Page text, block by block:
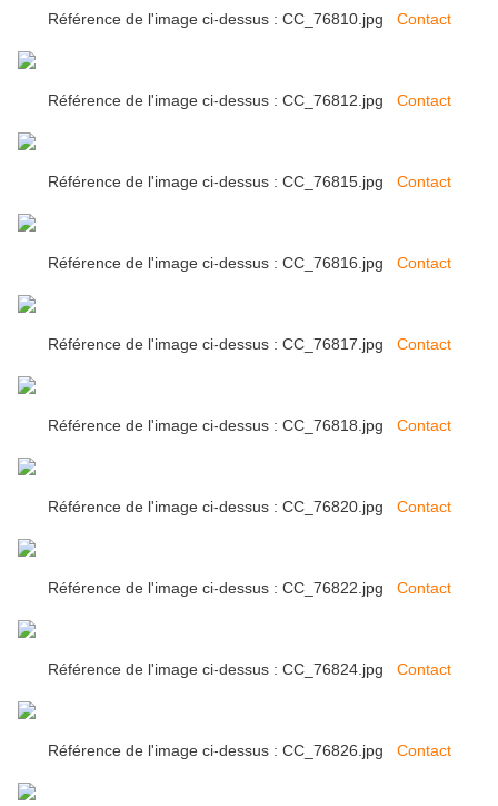
Référence de l'image ci-dessus : CC_76810.jpg Contact
Référence de l'image ci-dessus : CC_76812.jpg Contact
Référence de l'image ci-dessus : CC_76815.jpg Contact
Référence de l'image ci-dessus : CC_76816.jpg Contact
Référence de l'image ci-dessus : CC_76817.jpg Contact
Référence de l'image ci-dessus : CC_76818.jpg Contact
Référence de l'image ci-dessus : CC_76820.jpg Contact
Référence de l'image ci-dessus : CC_76822.jpg Contact
Référence de l'image ci-dessus : CC_76824.jpg Contact
Référence de l'image ci-dessus : CC_76826.jpg Contact